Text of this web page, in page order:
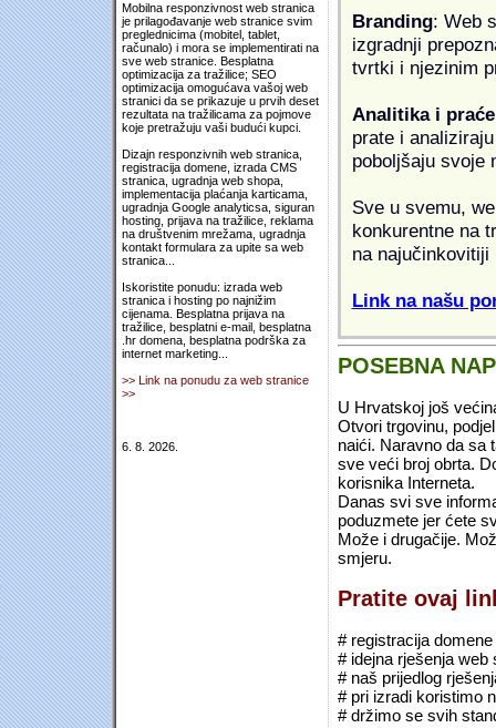
Mobilna responzivnost web stranica
je prilagođavanje web stranice svim
preglednicima (mobitel, tablet,
računalo) i mora se implementirati na
sve web stranice. Besplatna
optimizacija za tražilice; SEO
optimizacija omogućava vašoj web
stranici da se prikazuje u prvih deset
rezultata na tražilicama za pojmove
koje pretražuju vaši budući kupci.
Dizajn responzivnih web stranica,
registracija domene, izrada CMS
stranica, ugradnja web shopa,
implementacija plaćanja karticama,
ugradnja Google analyticsa, siguran
hosting, prijava na tražilice, reklama
na društvenim mrežama, ugradnja
kontakt formulara za upite sa web
stranica...
Iskoristite ponudu: izrada web
stranica i hosting po najnižim
cijenama. Besplatna prijava na
tražilice, besplatni e-mail, besplatna
.hr domena, besplatna podrška za
internet marketing...
>> Link na ponudu za web stranice
>>
6. 8. 2026.
Branding: Web
izgradnji
tvrtki i njezinim
Analitika i
prate i
poboljšaju svoje
Sve u svemu,
konkurentne na
na najučinkovitiji
Link na našu
POSEBNA
U Hrvatskoj još
Otvori trgovinu,
naići. Naravno da sa
sve veći broj obrta.
korisnika Interneta.
Danas svi sve
poduzmete jer ćete
Može i drugačije.
smjeru.
Pratite ovaj
# registracija
# idejna rješenja web
# naš prijedlog
# pri izradi koristimo
# držimo se svih